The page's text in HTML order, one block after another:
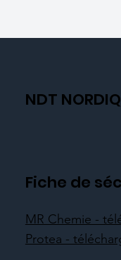
NDT
Fiche de
MR Chemie -
Protea -